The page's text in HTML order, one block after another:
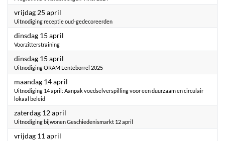
vrijdag 25 april
Uitnodiging receptie oud-gedecoreerden
dinsdag 15 april
Voorzitterstraining
dinsdag 15 april
Uitnodiging ORAM Lenteborrel 2025
maandag 14 april
Uitnodiging 14 april: Aanpak voedselverspilling voor een duurzaam en circulair
lokaal beleid
zaterdag 12 april
Uitnodiging bijwonen Geschiedenismarkt 12 april
vrijdag 11 april